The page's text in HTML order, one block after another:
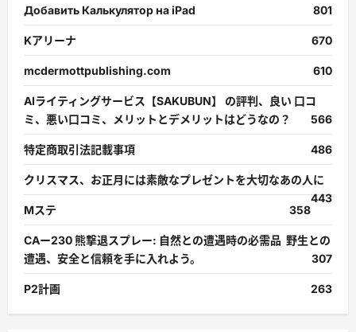
Добавить Калькулятор на iPad 801
Kアリーナ 670
mcdermottpublishing.com 610
AIライティングサービス【SAKUBUN】 の評判、良い 口コ
ミ、悪い口コミ、メリットとデメリットはどうなの？
566
特定商取引法記載事項 486
クリスマス、お正月には素敵なプレゼントを大切なあの人に
443
Mステ
358
CAー230 熊撃退スプレー: 自然との遭遇時の必需品 野生との
遭遇、安全と信頼を手に入れよう。
307
P2計画 263